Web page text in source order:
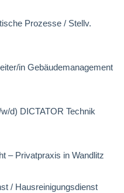
Prozesse / Stellv.
in Gebäudemanagement
d) DICTATOR Technik
– Privatpraxis in Wandlitz
/ Hausreinigungsdienst